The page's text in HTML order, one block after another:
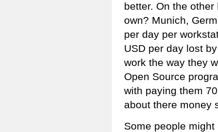
better. On the
own? Munich,
per day per
USD per day lost
work the way they
Open Source
with paying them
about there money
Some people